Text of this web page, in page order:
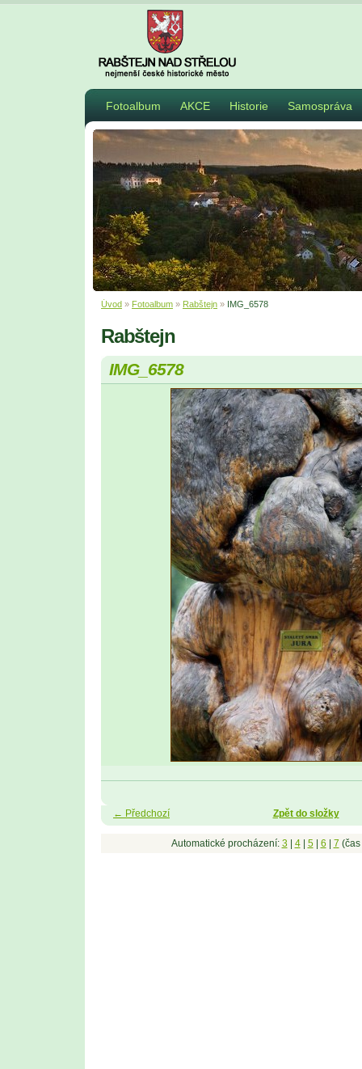
Fotoalbum AKCE Historie Samospráva
Úvod » Fotoalbum » Rabštejn » IMG_6578
Rabštejn
IMG_6578
← Předchozí Zpět do složky
Automatické procházení: 3 4| 5| 6 7